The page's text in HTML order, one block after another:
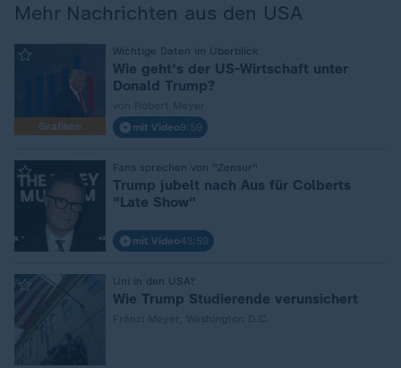
Mehr Nachrichten aus den USA
Grafiken
Wichtige Daten im Überblick
Wie geht's der US-Wirtschaft unter
Donald Trump?
mit Video9:59
Fans sprechen von "Zensur"
:
Trump jubelt nach Aus für Colberts
"Late Show"
mit Video43:59
Uni in den USA?
Wie Trump Studierende verunsichert